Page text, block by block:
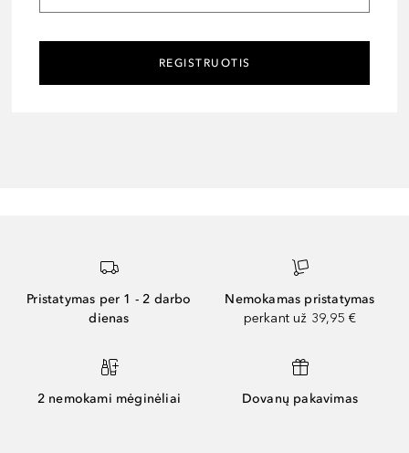
REGISTRUOTIS
Pristatymas per 1 - 2 darbo
dienas
Nemokamas pristatymas
perkant už 39,95 €
2 nemokami mėginėliai Dovanų pakavimas